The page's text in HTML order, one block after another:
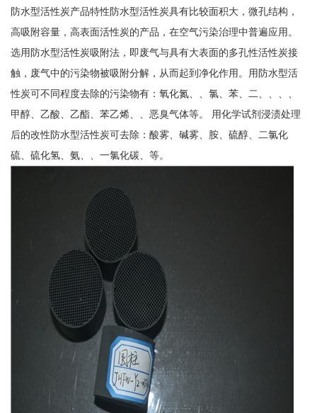
防水型活性炭产品特性防水型活性炭具有比较面积大，微孔结构，
高吸附容量，高表面活性炭的产品，在空气污染治理中普遍应用。
选用防水型活性炭吸附法，即废气与具有大表面的多孔性活性炭接
触，废气中的污染物被吸附分解，从而起到净化作用。用防水型活
性炭可不同程度去除的污染物有：氧化氮、、氯、苯、二、、、、
甲醇、乙酸、乙酯、苯乙烯、、恶臭气体等。 用化学试剂浸渍处理
后的改性防水型活性炭可去除：酸雾、碱雾、胺、硫醇、二氯化
硫、硫化氢、氨、、一氯化碳、等。